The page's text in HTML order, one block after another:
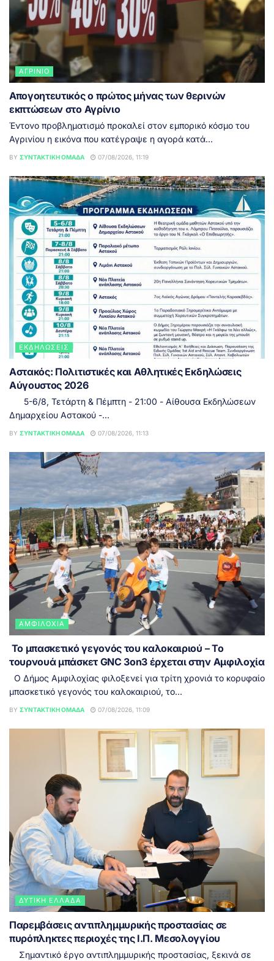
ΑΓΡΊΝΙΟ
Απογοητευτικός ο πρώτος μήνας των θερινών
εκπτώσεων στο Αγρίνιο
Έντονο προβληματισμό προκαλεί στον εμπορικό κόσμο του
Αγρινίου η εικόνα που κατέγραψε η αγορά κατά...
BY ΣΥΝΤΑΚΤΙΚΉ ΟΜΆΔΑ 07/08/2026, 11:19
ΕΚΔΗΛΏΣΕΙΣ
Αστακός: Πολιτιστικές και Αθλητικές Εκδηλώσεις
Αύγουστος 2026
5-6/8, Τετάρτη & Πέμπτη - 21:00 - Αίθουσα Εκδηλώσεων
Δημαρχείου Αστακού -...
BY ΣΥΝΤΑΚΤΙΚΉ ΟΜΆΔΑ 07/08/2026, 11:13
ΑΜΦΙΛΟΧΊΑ
Το μπασκετικό γεγονός του καλοκαιριού – Το
τουρνουά μπάσκετ GNC 3on3 έρχεται στην Αμφιλοχία
Ο Δήμος Αμφιλοχίας φιλοξενεί για τρίτη χρονιά το κορυφαίο
μπασκετικό γεγονός του καλοκαιριού, το...
BY ΣΥΝΤΑΚΤΙΚΉ ΟΜΆΔΑ 07/08/2026, 11:09
ΔΥΤΙΚΉ ΕΛΛΆΔΑ
Παρεμβάσεις αντιπλημμυρικής προστασίας σε
πυρόπληκτες περιοχές της Ι.Π. Μεσολογγίου
Σημαντικό έργο αντιπλημμυρικής προστασίας, ξεκινά σε